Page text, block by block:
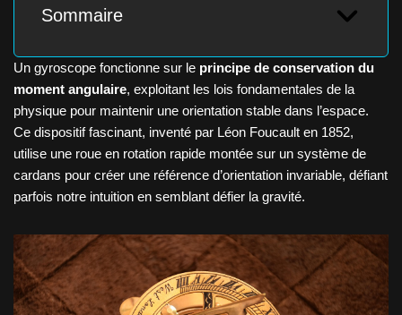
Sommaire
Un gyroscope fonctionne sur le principe de conservation du
moment angulaire, exploitant les lois fondamentales de la
physique pour maintenir une orientation stable dans l’espace.
Ce dispositif fascinant, inventé par Léon Foucault en 1852,
utilise une roue en rotation rapide montée sur un système de
cardans pour créer une référence d’orientation invariable, défiant
parfois notre intuition en semblant défier la gravité.